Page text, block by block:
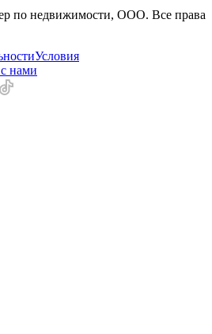
по недвижимости, ООО. Все права
Условия
с нами